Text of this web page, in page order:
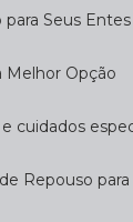
para Seus
Melhor Opção
cuidados
de Repouso